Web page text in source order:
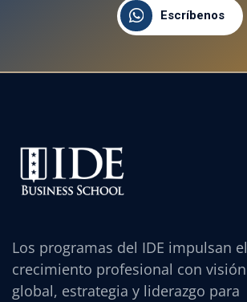
Escríbenos
Los programas del IDE impulsan el
crecimiento profesional con visión
global, estrategia y liderazgo para